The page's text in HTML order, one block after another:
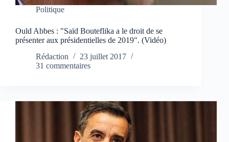
Politique
Ould Abbes : "Saïd Bouteflika a le droit de se
présenter aux présidentielles de 2019". (Vidéo)
Rédaction
23 juillet 2017
31 commentaires